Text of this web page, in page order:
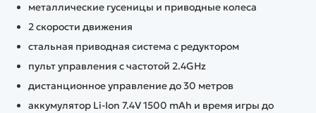
металлические гусеницы и приводные колеса
2 скорости движения
стальная приводная система с редуктором
пульт управления с частотой 2.4GHz
дистанционное управление до 30 метров
аккумулятор Li-Ion 7.4V 1500 mAh и время игры до